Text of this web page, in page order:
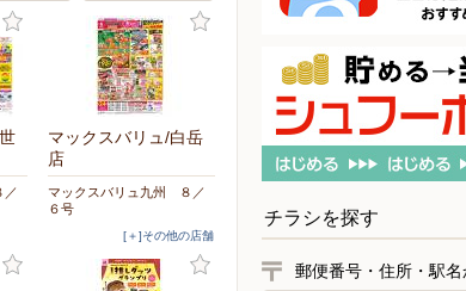
／
マックスバリュ/白岳
店
マックスバリュ九州 ８／
６号
[＋]その他の店舗
チラシを探す
郵便番号・住所・駅